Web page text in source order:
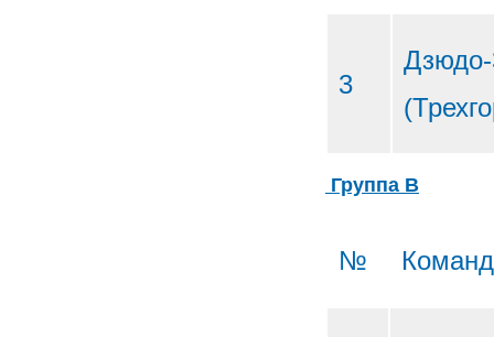
3
Группа В
№